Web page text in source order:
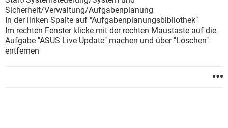
Sicherheit/Verwaltung/Aufgabenplanung
In der linken Spalte auf "Aufgabenplanungsbibliothek"
Im rechten Fenster klicke mit der rechten Maustaste auf die
Aufgabe "ASUS Live Update" machen und über "Löschen"
entfernen